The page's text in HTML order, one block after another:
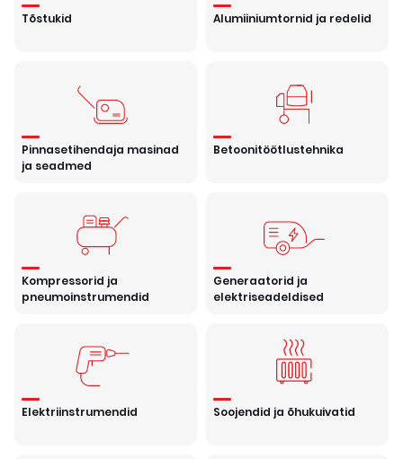
Tõstukid Alumiiniumtornid ja redelid
Pinnasetihendaja masinad
ja seadmed
Betoonitöötlustehnika
Kompressorid ja
pneumoinstrumendid
Generaatorid ja
elektriseadeldised
Elektriinstrumendid Soojendid ja õhukuivatid